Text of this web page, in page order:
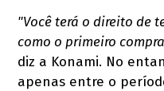
"Você terá o direito de
como o primeiro
diz a Konami. No
apenas entre o